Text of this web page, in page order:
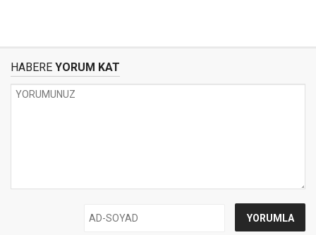
HABERE YORUM KAT